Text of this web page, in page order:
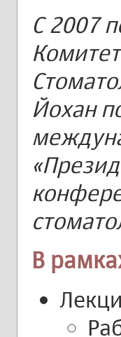
С 2007
Йохан
В